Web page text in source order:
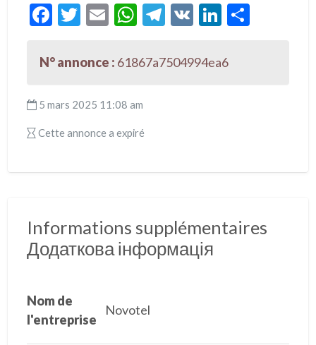
F
e
o
o
T
itt
E
ai
W
at
A
p
T
e
V Li
ke
P
N° annonce : 61867a7504994ea6
5 mars 2025 11:08 am
Cette annonce a expiré
Informations supplémentaires
Додаткова інформація
Nom de
l'entreprise
Novotel